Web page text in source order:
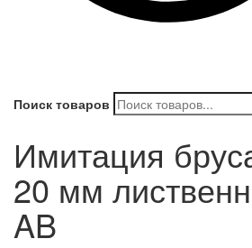
Поиск товаров
Имитация
20 мм
AB